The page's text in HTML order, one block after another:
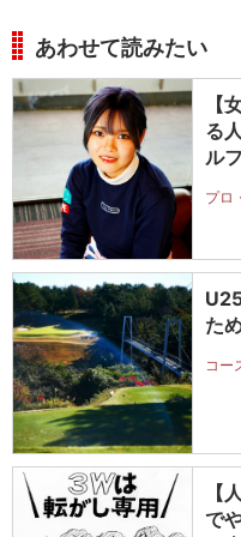
あわせて読みたい
【
る
ル
プロ
た
コー
【
で